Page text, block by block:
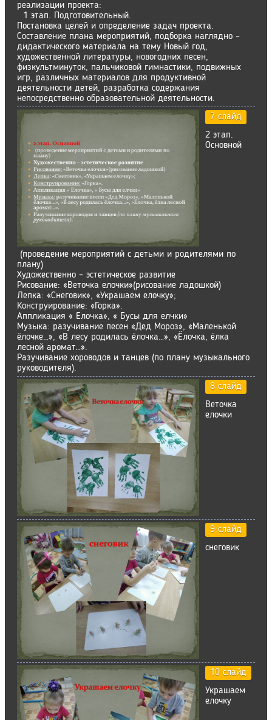
реализации проекта:
1 этап. Подготовительный.
Постановка целей и определение задач проекта.
Составление плана мероприятий, подборка наглядно –
дидактического материала на тему Новый год,
художественной литературы, новогодних песен,
физкультминуток, пальчиковой гимнастики, подвижных
игр, различных материалов для продуктивной
деятельности детей, разработка содержания
непосредственно образовательной деятельности.
7 слайд
2 этап.
Основной
(проведение мероприятий с детьми и родителями по
плану)
Художественно – эстетическое развитие
Рисование: «Веточка елочки»(рисование ладошкой)
Лепка: «Снеговик», «Украшаем елочку»;
Конструирование: «Горка».
Аппликация « Елочка», « Бусы для елчки»
Музыка: разучивание песен «Дед Мороз», «Маленькой
ёлочке…», «В лесу родилась ёлочка…», «Ёлочка, ёлка
лесной аромат…».
Разучивание хороводов и танцев (по плану музыкального
руководителя).
8 слайд
Веточка
елочки
9 слайд
снеговик
10 слайд
Украшаем
елочку